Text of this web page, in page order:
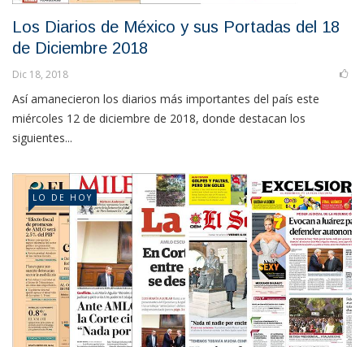
Los Diarios de México y sus Portadas del 18
de Diciembre 2018
Dic 18, 2018
Así amanecieron los diarios más importantes del país este
miércoles 12 de diciembre de 2018, donde destacan los
siguientes...
LO DE HOY